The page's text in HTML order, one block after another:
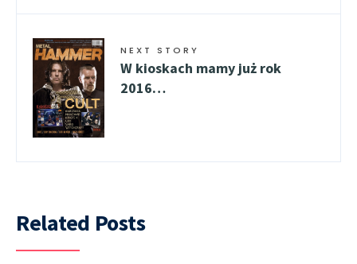
NEXT STORY
W kioskach mamy już rok
2016…
Related Posts